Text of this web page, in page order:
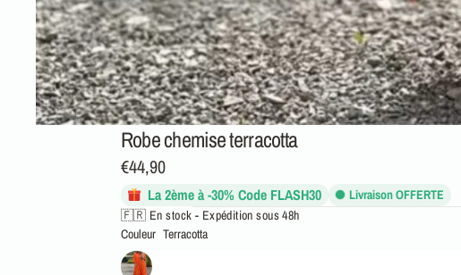
Robe chemise terracotta
€44,90
La 2ème à -30% Code FLASH30
Livraison OFFERTE
🇫🇷 En stock - Expédition sous 48h
Couleur Terracotta